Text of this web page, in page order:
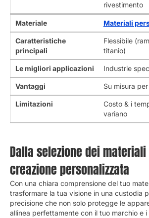
rivestimento
Materiale Materiali
Caratteristiche
principali
Flessibile
titanio)
Le migliori applicazioni Industrie
Vantaggi Su misura
Limitazioni
Costo & i
variano
Dalla selezione dei
creazione personalizzata
Con una chiara comprensione del tuo
trasformare la tua visione in una custodia
precisione che non solo protegge le
allinea perfettamente con il tuo marchio e